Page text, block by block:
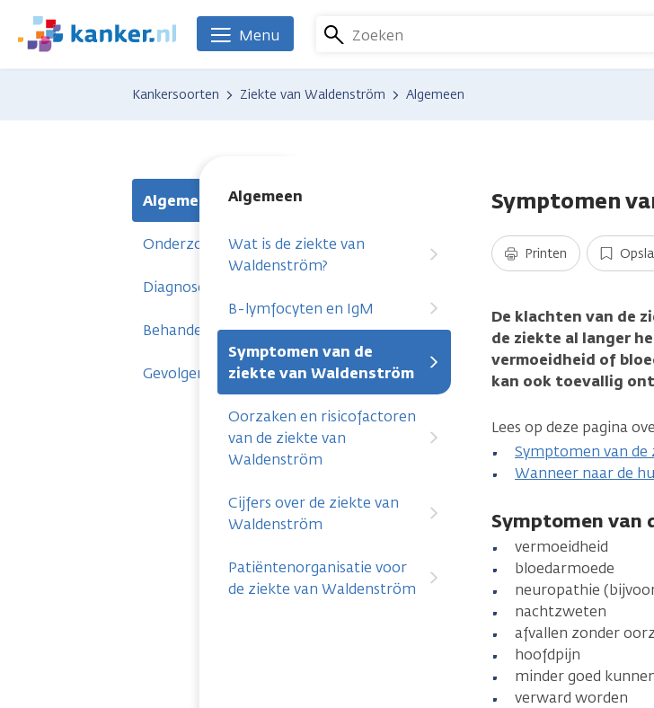
naar
We
zijn
Zoeken
Menu
Kankersoorten Ziekte van Waldenström Algemeen
Algemeen Algemeen
Wat is de ziekte van
Waldenström?
B-lymfocyten en IgM
Symptomen van de
ziekte van Waldenström
Oorzaken en risicofactoren
van de ziekte van
Waldenström
Cijfers over de ziekte van
Waldenström
Patiëntenorganisatie voor
de ziekte van Waldenström
Onderzoeken
Diagnose
Behandelingen
Gevolgen
Symptomen
Printen
De klachten van de
de ziekte al langer
vermoeidheid of
kan ook toevallig
Lees op deze pagina
Symptomen van
Wanneer naar de
Symptomen van
vermoeidheid
bloedarmoede
neuropathie
nachtzweten
afvallen zonder
hoofdpijn
minder goed
verward worden